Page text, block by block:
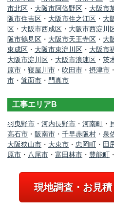
市北区 ・ 大阪市阿倍野区 ・ 大阪市
阪市住吉区 ・ 大阪市住之江区 ・ 大
区 ・ 大阪市西成区 ・ 大阪市西淀川
阪市鶴見区 ・ 大阪市天王寺区 ・ 大
東成区 ・ 大阪市東淀川区 ・ 大阪市
大阪市淀川区 ・ 大阪市浪速区 ・ 茨
原市 ・ 寝屋川市 ・ 吹田市 ・ 摂津市 ・
市 ・ 箕面市 ・ 門真市
工事エリアB
羽曳野市 ・ 河内長野市 ・ 河南町 ・
高石市 ・ 阪南市 ・ 千早赤阪村 ・ 泉
大阪狭山市 ・ 大東市 ・ 忠岡町 ・ 田
原市 ・ 八尾市 ・ 富田林市 ・ 豊能町 ・
現地調査・お見